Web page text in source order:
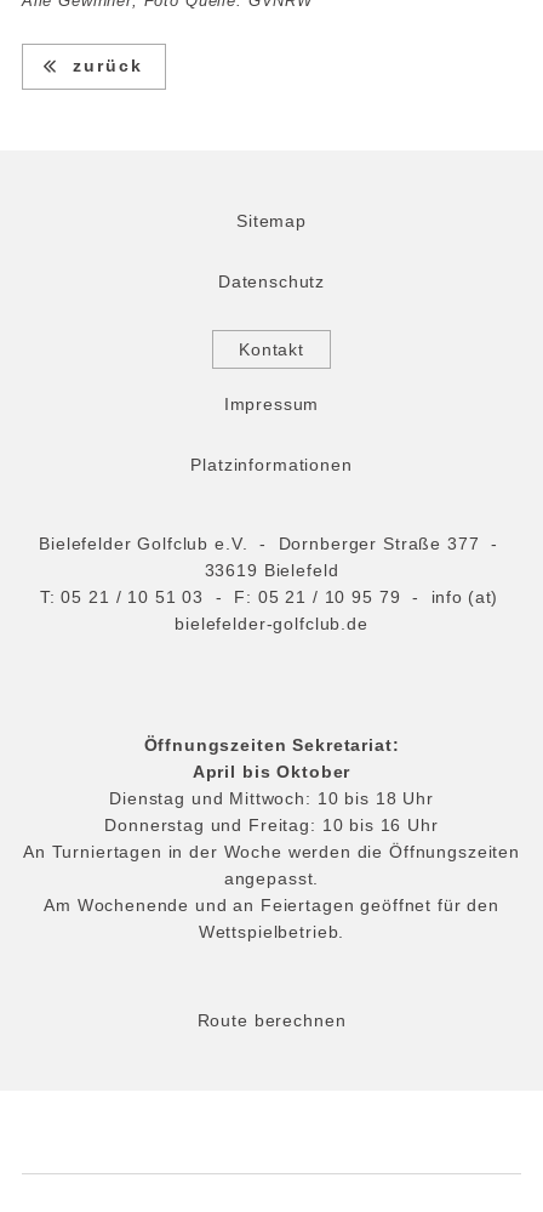
zurück
Sitemap
Datenschutz
Kontakt
Impressum
Platzinformationen
Bielefelder Golfclub e.V. - Dornberger Straße 377 -
33619 Bielefeld
T:05 21 / 10 51 03 - F: 05 21 / 10 95 79 - info (at)
bielefelder-golfclub.de
Öffnungszeiten Sekretariat:
April bis Oktober
Dienstag und Mittwoch: 10 bis 18 Uhr
Donnerstag und Freitag: 10 bis 16 Uhr
An Turniertagen in der Woche werden die Öffnungszeiten
angepasst.
Am Wochenende und an Feiertagen geöffnet für den
Wettspielbetrieb.
Route berechnen